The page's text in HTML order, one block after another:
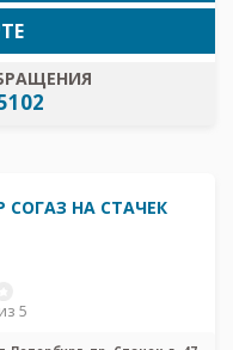
НА СТАЧЕК
5